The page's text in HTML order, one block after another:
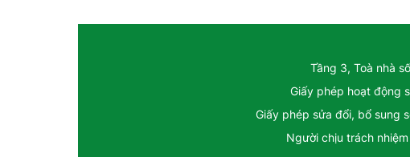
Tầng 3, Toà nhà
Giấy phép hoạt động
Giấy phép sửa đổi, bổ sung
Người chịu trách